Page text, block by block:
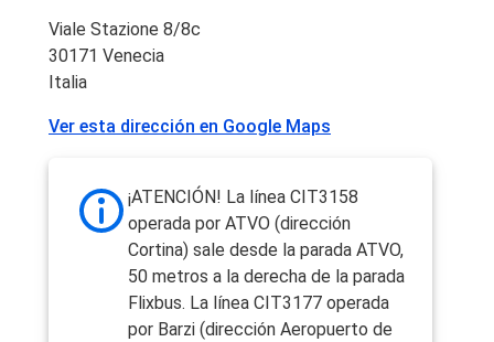
Viale Stazione 8/8c
30171 Venecia
Italia
Ver esta dirección en Google Maps
¡ATENCIÓN! La línea CIT3158
operada por ATVO (dirección
Cortina) sale desde la parada ATVO,
50 metros a la derecha de la parada
Flixbus. La línea CIT3177 operada
por Barzi (dirección Aeropuerto de